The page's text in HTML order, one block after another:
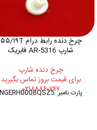
چرخ دنده رابط درام ۵۵/۱۹T
شارپ AR-5316 فابریک
چرخ دنده شارپ
برای قیمت بروز تماس بگیرید
۰۲۱۸۸۸۶۰۷۹۷پارت نامبر: NGERH0008QSZ5